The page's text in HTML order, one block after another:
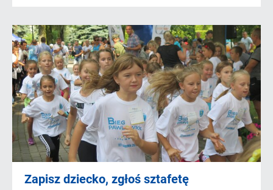
Zapisz dziecko, zgłoś sztafetę